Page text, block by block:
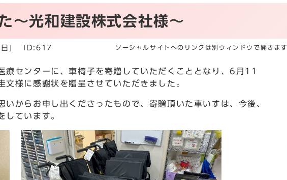
～光和建設株式会社様～
] ID:617 ソーシャルサイトへのリンクは別ウィンドウで開きます
療センターに、車椅子を寄贈していただくこととなり、6月11
様に感謝状を贈呈させていただきました。
からお申し出くださったもので、寄贈頂いた車いすは、今後、
しています。